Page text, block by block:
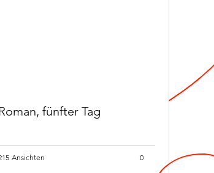
Roman, fünfter Tag
Ansichten 0